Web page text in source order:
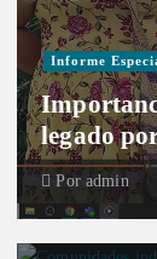
Informe
legado
Por admin